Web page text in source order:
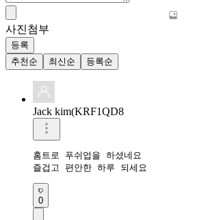
사진첨부
등록
추천순
최신순 등록순
Jack kim(KRF1QD8
홈트로 푸쉬업을 하셨네요
즐겁고 편안한 하루 되세요
0